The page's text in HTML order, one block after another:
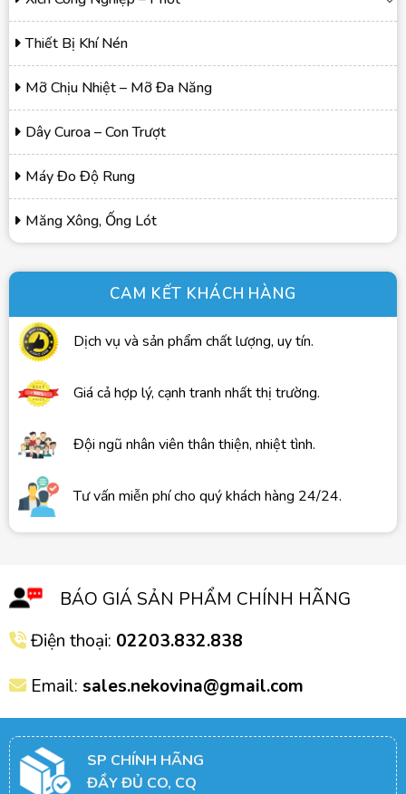
Thiết Bị Khí Nén
Mỡ Chịu Nhiệt – Mỡ Đa Năng
Dây Curoa – Con Trượt
Máy Đo Độ Rung
Măng Xông, Ống Lót
CAM KẾT KHÁCH HÀNG
Dịch vụ và sản phẩm chất lượng, uy tín.
Giá cả hợp lý, cạnh tranh nhất thị trường.
Đội ngũ nhân viên thân thiện, nhiệt tình.
Tư vấn miễn phí cho quý khách hàng 24/24.
BÁO GIÁ SẢN PHẨM CHÍNH HÃNG
Điện thoại: 02203.832.838
Email: sales.nekovina@gmail.com
SP CHÍNH HÃNG
ĐẦY ĐỦ CO, CQ